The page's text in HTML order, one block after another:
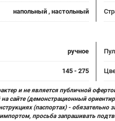
напольный , настольный
ручное
145 - 275
и не является публичной
сайте (демонстрационный
(паспортах) -
просьба запрашивать